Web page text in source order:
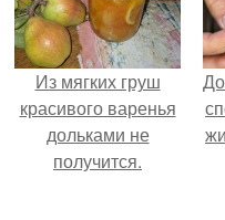
Из мягких груш
красивого варенья
дольками не
получится.